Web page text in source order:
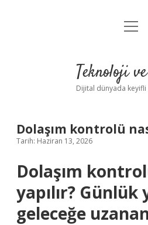
Anasayfa
Yasal
Teknoloji
Dijital dünyada
Dolaşım kontrolü
Tarih: Haziran 13, 2026
Dolaşım
yapılır? Günlük
geleceğe